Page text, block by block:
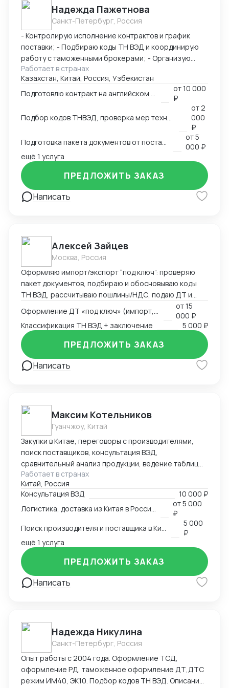
быстро вникаю в задачу и умею работать с людьми.
Буду рада сотрудничеству!
Надежда Пажетнова
Санкт-Петербург, Россия
- Контролирую исполнение контрактов и график
поставки; - Подбираю коды ТН ВЭД и координирую
работу с таможенными брокерами; - Организую
сертификацию и взаимодействие с
аккредитованными органами; - Снижаю расходы за
счёт оптимизации логистики и правильного кода; -
Обеспечиваю юридическую чистоту сделок,
точность инвойсов, упаковочных листов, контрактов.
Работает в странах
Казахстан, Китай, Россия, Узбекистан
от10 000
₽
Подбор кодов ТНВЭД, проверка мер технического регулирования, запретов и ограничений
от2
000
₽
от5
000 ₽
ещё 1 услуга
Написать
ПРЕДЛОЖИТЬ ЗАКАЗ
Алексей Зайцев
Москва, Россия
Оформляю импорт/экспорт “под ключ”: проверяю
пакет документов, подбираю и обосновываю коды
ТН ВЭД, рассчитываю пошлины/НДС, подаю ДТ и
веду переписку до выпуска. Сильные товарные
группы — электроника, CCTV/СКУД, климат-техника и
запчасти. Работаю по договору/эскроу,
предоставляю закрывающие документы (ИП/ООО).
Что умею и делаю • ДТ (импорт, экспорт, транзит),
ответы на запросы таможни • Классификация ТН ВЭД
с письменным обоснованием (ОПИ, Пояснения
Декларации/Сертификаты ЕАЭС, письма-
исключения, РНПТ/прослеживаемость, Честный
сроков и затрат
от15
000 ₽
Классификация ТН ВЭД + заключение
5 000 ₽
Написать
ПРЕДЛОЖИТЬ ЗАКАЗ
Максим Котельников
Гуанчжоу, Китай
Закупки в Китае, переговоры с производителями,
поиск поставщиков, консультация ВЭД,
сравнительный анализ продукции, ведение таблиц
google excel, синхронный перевод с китайского,
синхронный перевод с английского, международная
логистика
Работает в странах
Китай, Россия
Консультация ВЭД
10 000 ₽
от5 000
₽
5 000
₽
ещё 1 услуга
Написать
ПРЕДЛОЖИТЬ ЗАКАЗ
Надежда Никулина
Санкт-Петербург, Россия
Опыт работы с 2004 года. Оформление ТСД,
оформление РД, таможенное оформление ДТ,ДТС
режим ИМ40, ЭК10. Подбор кодов ТН ВЭД. Описание